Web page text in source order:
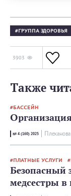
ГРУППА ЗДОРОВЬЯ
3903
Также
БАССЕЙН
№ 4 (160) 2025 Плеханова
ПЛАТНЫЕ УСЛУГИ
Безопасный
медсестры в